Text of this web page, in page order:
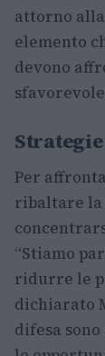
attorno
elemento
devono
Per
ribaltare la
“Stiamo
ridurre le
dichiarato
difesa